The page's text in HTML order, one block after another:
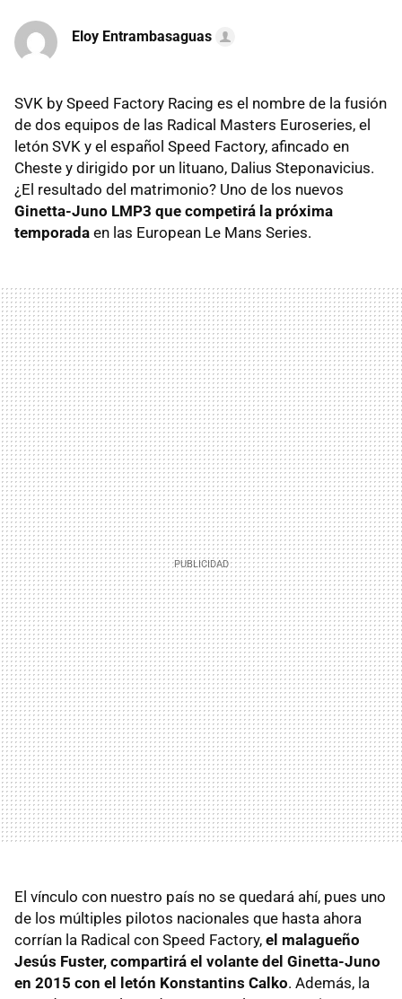
Eloy Entrambasaguas
SVK by Speed Factory Racing es el nombre de la fusión
de dos equipos de las Radical Masters Euroseries, el
letón SVK y el español Speed Factory, afincado en
Cheste y dirigido por un lituano, Dalius Steponavicius.
¿El resultado del matrimonio? Uno de los nuevos
Ginetta-Juno LMP3 que competirá la próxima
temporada en las European Le Mans Series.
El vínculo con nuestro país no se quedará ahí, pues uno
de los múltiples pilotos nacionales que hasta ahora
corrían la Radical con Speed Factory, el malagueño
Jesús Fuster, compartirá el volante del Ginetta-Juno
en 2015 con el letón Konstantins Calko. Además, la